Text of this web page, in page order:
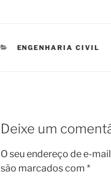
CATEGORIAS
ENGENHARIA CIVIL
Deixe um
O seu endereço de e-
são marcados com *